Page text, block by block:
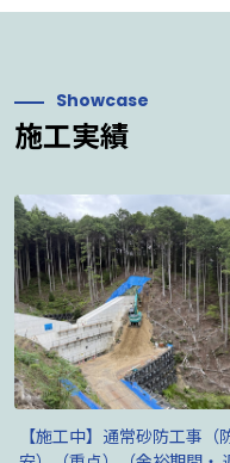
Showcase
施工実績
【施工中】通常砂防工事（